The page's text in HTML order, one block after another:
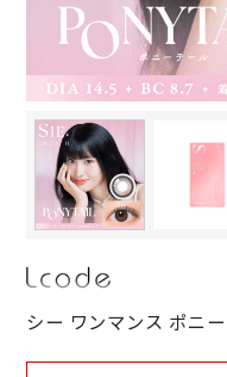
シー ワンマンス ポニ